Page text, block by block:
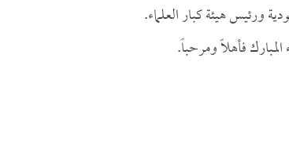
ورئيس هيئة كبار العلماء.
المبارك فأهلاً ومرحباً.